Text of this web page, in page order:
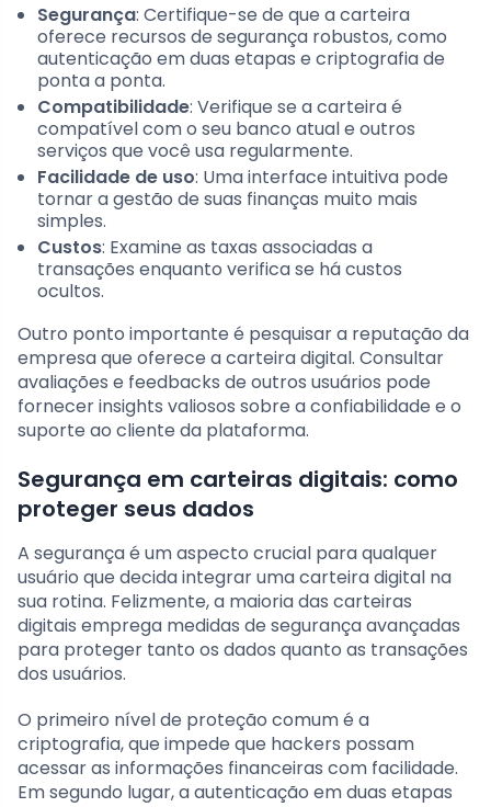
Segurança: Certifique-se de que a carteira
oferece recursos de segurança robustos, como
autenticação em duas etapas e criptografia de
ponta a ponta.
Compatibilidade: Verifique se a carteira é
compatível com o seu banco atual e outros
serviços que você usa regularmente.
Facilidade de uso: Uma interface intuitiva pode
tornar a gestão de suas finanças muito mais
simples.
Custos: Examine as taxas associadas a
transações enquanto verifica se há custos
ocultos.
Outro ponto importante é pesquisar a reputação da
empresa que oferece a carteira digital. Consultar
avaliações e feedbacks de outros usuários pode
fornecer insights valiosos sobre a confiabilidade e o
suporte ao cliente da plataforma.
Segurança em carteiras digitais: como
proteger seus dados
A segurança é um aspecto crucial para qualquer
usuário que decida integrar uma carteira digital na
sua rotina. Felizmente, a maioria das carteiras
digitais emprega medidas de segurança avançadas
para proteger tanto os dados quanto as transações
dos usuários.
O primeiro nível de proteção comum é a
criptografia, que impede que hackers possam
acessar as informações financeiras com facilidade.
Em segundo lugar, a autenticação em duas etapas